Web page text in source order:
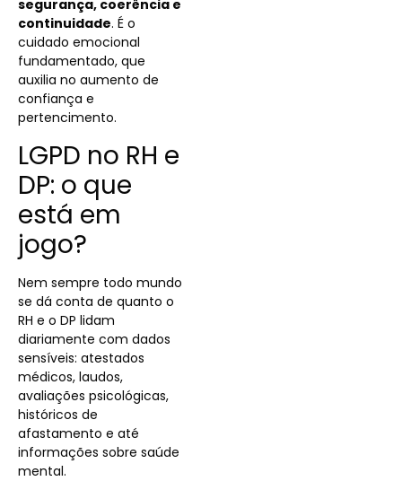
segurança, coerência e
continuidade. É o
cuidado emocional
fundamentado, que
auxilia no aumento de
confiança e
pertencimento.
LGPD no RH e
DP: o que
está em
jogo?
Nem sempre todo mundo
se dá conta de quanto o
RH e o DP lidam
diariamente com dados
sensíveis: atestados
médicos, laudos,
avaliações psicológicas,
históricos de
afastamento e até
informações sobre saúde
mental.